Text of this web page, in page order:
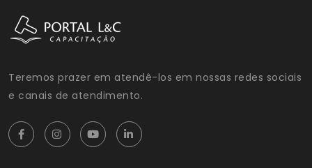
Teremos prazer em atendê-los em nossas redes sociais
e canais de atendimento.